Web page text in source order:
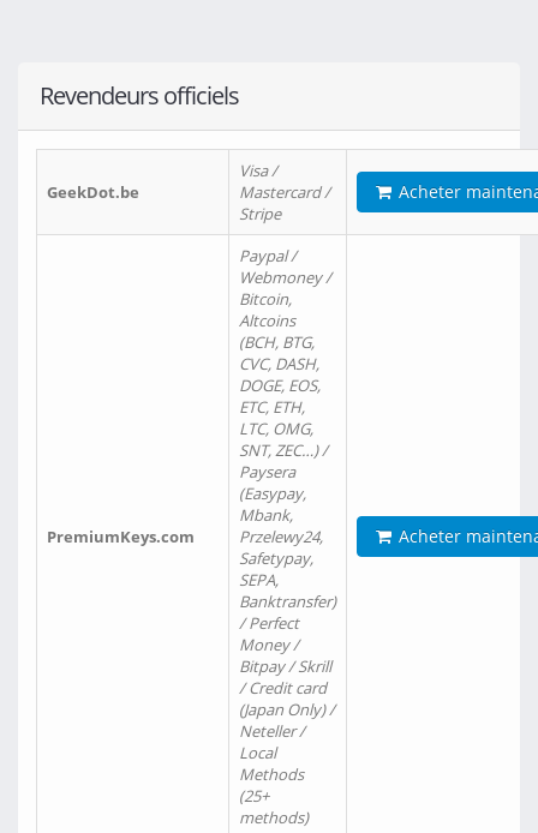
Revendeurs officiels
GeekDot.be
Visa /
Mastercard /
Stripe
Acheter
PremiumKeys.com
Paypal /
Webmoney /
Bitcoin,
Altcoins
(BCH, BTG,
CVC, DASH,
DOGE, EOS,
ETC, ETH,
LTC, OMG,
SNT, ZEC…) /
Paysera
(Easypay,
Mbank,
Przelewy24,
Safetypay,
SEPA,
Banktransfer)
/ Perfect
Money /
Bitpay / Skrill
/ Credit card
(Japan Only) /
Neteller /
Local
Methods
(25+
methods)
Acheter